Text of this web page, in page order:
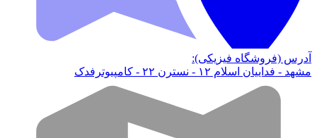
آدرس (فروشگاه فیزیکی):
مشهد - فداییان اسلام ۱۲ - نسترن ۲۲ - کامپیوترفدک